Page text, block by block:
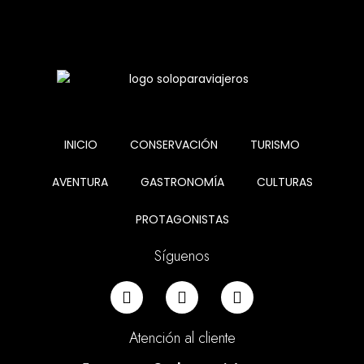
INICIO CONSERVACIÓN TURISMO
AVENTURA GASTRONOMÍA CULTURAS
PROTAGONISTAS
Síguenos
Atención al cliente